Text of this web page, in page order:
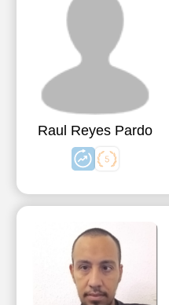
Raul Reyes Pardo